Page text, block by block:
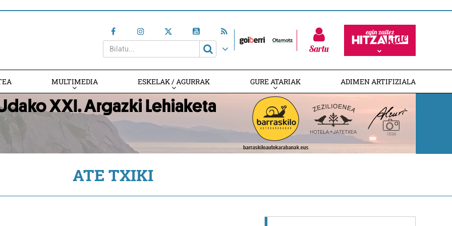
Sartu
MULTIMEDIA ESKELAK / AGURRAK GURE ATARIAK ADIMEN ARTIFIZIALA
ATE TXIKI